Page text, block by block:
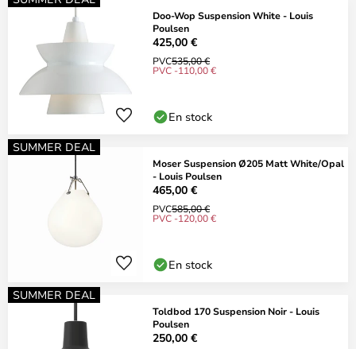
Doo-Wop Suspension White - Louis
Poulsen
425,00 €
PVC535,00 €
PVC -110,00 €
En stock
SUMMER DEAL
Moser Suspension Ø205 Matt White/Opal
- Louis Poulsen
465,00 €
PVC585,00 €
PVC -120,00 €
En stock
SUMMER DEAL
Toldbod 170 Suspension Noir - Louis
Poulsen
250,00 €